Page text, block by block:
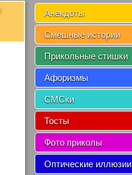
Анекдоты
Смешные истории
Прикольные стишки
Афоризмы
СМСки
Тосты
Фото приколы
Оптические иллюзии